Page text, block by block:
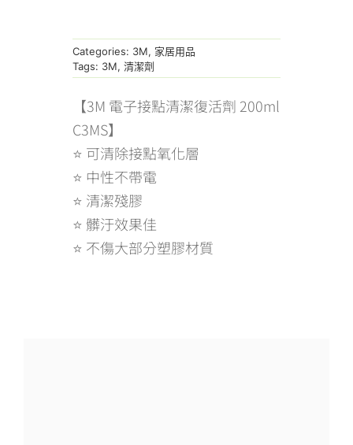
Categories: 3M, 家居用品
Tags: 3M,清潔劑
【3M 電子接點清潔復活劑 200ml
C3MS】
⭐ 可清除接點氧化層
⭐ 中性不帶電
⭐ 清潔殘膠
⭐ 髒汙效果佳
⭐ 不傷大部分塑膠材質